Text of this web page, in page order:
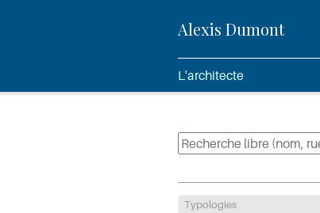
Alexis Dumont
L'architecte
Typologies